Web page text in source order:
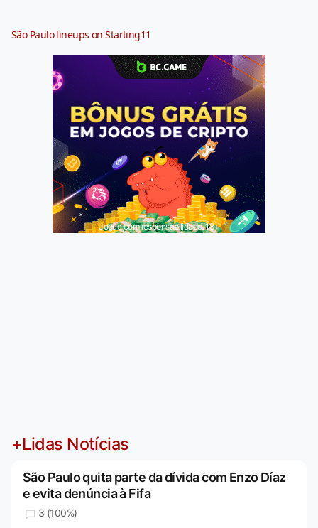
São Paulo lineups on Starting11
Jogue com responsabilidade. 18+
+Lidas Notícias
São Paulo quita parte da dívida com Enzo Díaz
e evita denúncia à Fifa
3 (100%)